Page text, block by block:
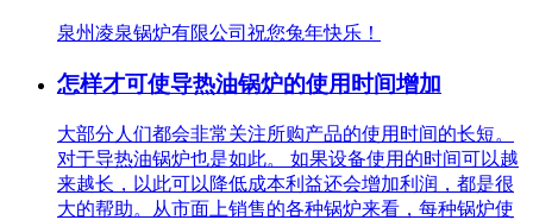
泉州凌泉锅炉有限公司祝您兔年快乐！
怎样才可使导热油锅炉的使用时间增加
大部分人们都会非常关注所购产品的使用时间的长短。
对于导热油锅炉也是如此。 如果设备使用的时间可以越
来越长，以此可以降低成本利益还会增加利润，都是很
大的帮助。从市面上销售的各种锅炉来看，每种锅炉使